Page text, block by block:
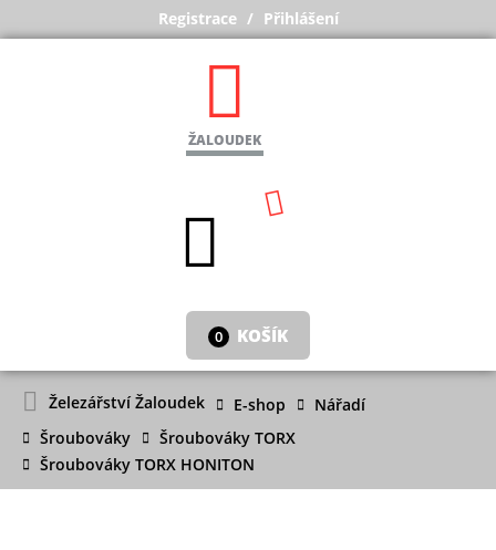
Registrace Přihlášení
ŽALOUDEK
0 KOŠÍK
Železářství Žaloudek E-shop
Nářadí
Šroubováky
Šroubováky TORX
Šroubováky TORX HONITON